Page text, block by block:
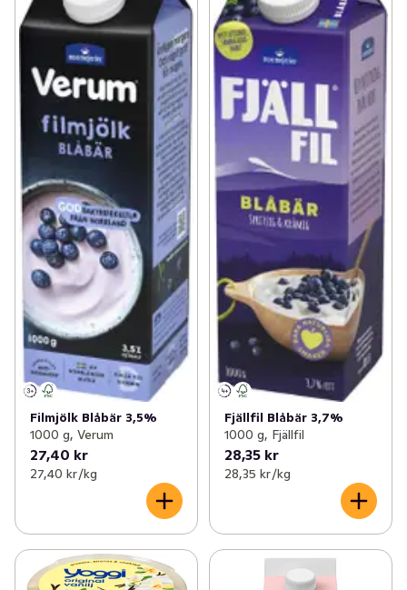
Filmjölk Blåbär 3,5%
1000 g, Verum
27,40 kr
27,40 kr /kg
Fjällfil Blåbär 3,7%
1000 g, Fjällfil
28,35 kr
28,35 kr /kg